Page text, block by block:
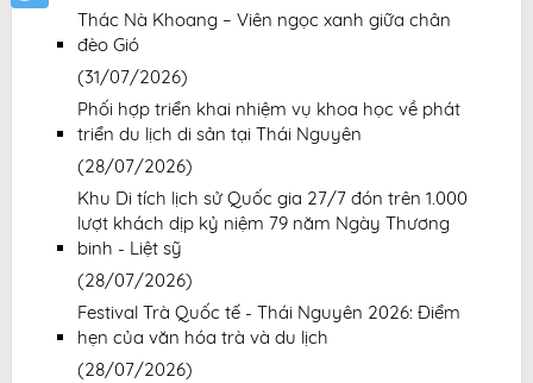
Thác Nà Khoang – Viên ngọc xanh giữa chân
đèo Gió
(31/07/2026)
Phối hợp triển khai nhiệm vụ khoa học về phát
triển du lịch di sản tại Thái Nguyên
(28/07/2026)
Khu Di tích lịch sử Quốc gia 27/7 đón trên 1.000
lượt khách dịp kỷ niệm 79 năm Ngày Thương
binh - Liệt sỹ
(28/07/2026)
Festival Trà Quốc tế - Thái Nguyên 2026: Điểm
hẹn của văn hóa trà và du lịch
(28/07/2026)